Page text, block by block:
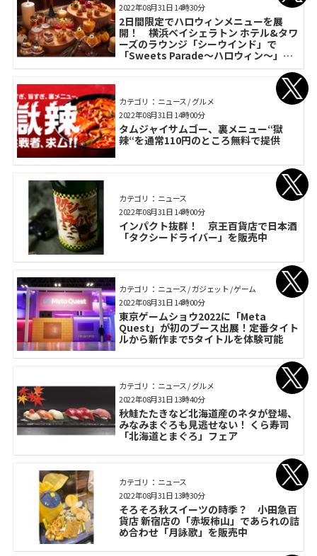
2日間限定でハロウィンメニューを展
開！ 横浜ベイシェラトン ホテル&タワ
ーズのラウンジ「シーウインド」で
「Sweets Parade～ハロウィン～」を
開催
2022年08月31日 14時30分
カテゴリ： ニュース / グルメ
タムジャイサムゴー、裏メニュー“獄
辣“を通常110円のところ無料で提供
2022年08月31日 14時00分
カテゴリ： ニュース
インパクト抜群！ 京王百貨店で日本酒
「タクシードライバー」を販売中
2022年08月31日 14時00分
カテゴリ： ニュース / ガジェット / ゲーム
東京ゲームショウ2022に「Meta
Quest」が初のブース出展！定番タイト
ルから新作まで5タイトルを体験可能
2022年08月31日 14時00分
カテゴリ： ニュース / グルメ
秋鮭たたきなど北海道産のネタが登場、
みなみまぐろも見逃せない！ くら寿司
「北海道とまぐろ」フェア
2022年08月31日 13時40分
カテゴリ： ニュース
そろそろ秋スイーツの時季？ 小田急百
貨店 新宿店の「赤坂柿山」であられの詰
め合わせ「月詠歌」を販売中
2022年08月31日 13時30分